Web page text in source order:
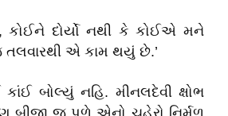
કોઈને દોર્યો નથી કે કોઈએ મને
જ તલવારથી એ કામ થયું છે.’
બોલ્યું નહિ. મીનલદેવી ક્ષોભ
બીજી જ પળે એનો ચહેરો નિર્મળ